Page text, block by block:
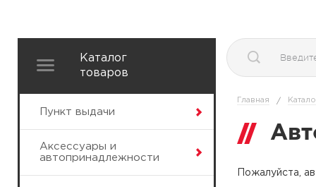
Каталог
товаров
Пункт выдачи
Аксессуары и
автопринадлежности
Главная /
Пожалуйста,